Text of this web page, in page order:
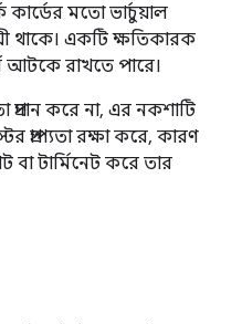
কার্ডের মতো ভার্চুয়াল
থাকে। একটি ক্ষতিকারক
আটকে রাখতে পারে।
প্রদান করে না, এর নকশাটি
প্রাপ্যতা রক্ষা করে, কারণ
বা টার্মিনেট করে তার